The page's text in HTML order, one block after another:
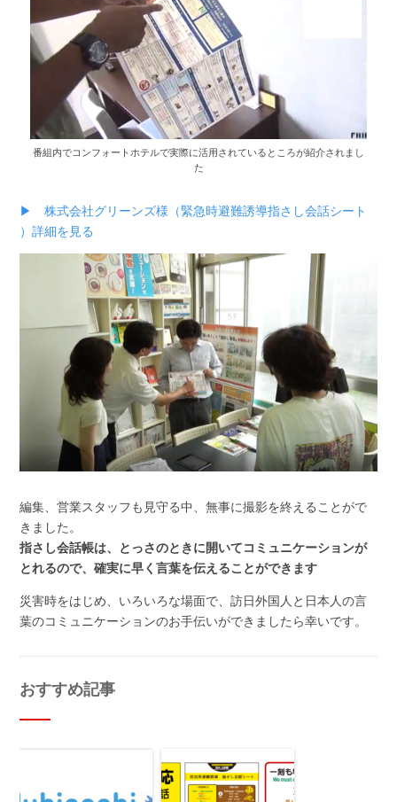
番組内でコンフォートホテルで実際に活用されているところが紹介されまし
た
▶ 株式会社グリーンズ様（緊急時避難誘導指さし会話シート
）詳細を見る
編集、営業スタッフも見守る中、無事に撮影を終えることがで
きました。
指さし会話帳は、とっさのときに開いてコミュニケーションが
とれるので、確実に早く言葉を伝えることができます
災害時をはじめ、いろいろな場面で、訪日外国人と日本人の言
葉のコミュニケーションのお手伝いができましたら幸いです。
おすすめ記事